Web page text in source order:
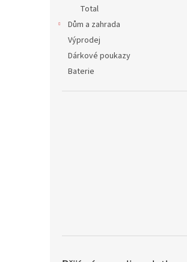
Total
Dům a zahrada
Výprodej
Dárkové poukazy
Baterie